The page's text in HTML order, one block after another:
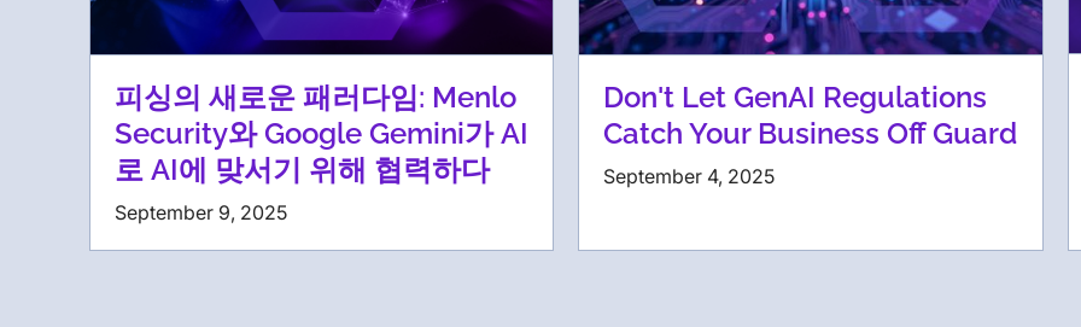
피싱의 새로운 패러다임: Menlo
Security와 Google Gemini가 AI
로 AI에 맞서기 위해 협력하다
September 9, 2025
Don't Let GenAI Regulations
Catch Your Business Off Guard
September 4, 2025